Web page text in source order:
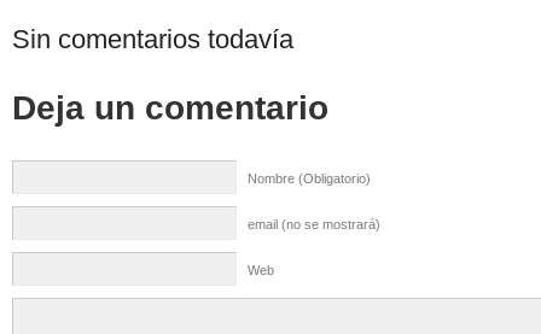
Sin comentarios todavía
Deja un comentario
Nombre (Obligatorio)
email (no se mostrará)
Web